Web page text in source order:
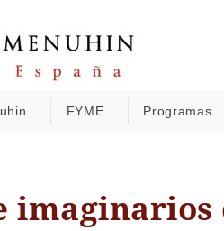
FYME Programas
imaginarios